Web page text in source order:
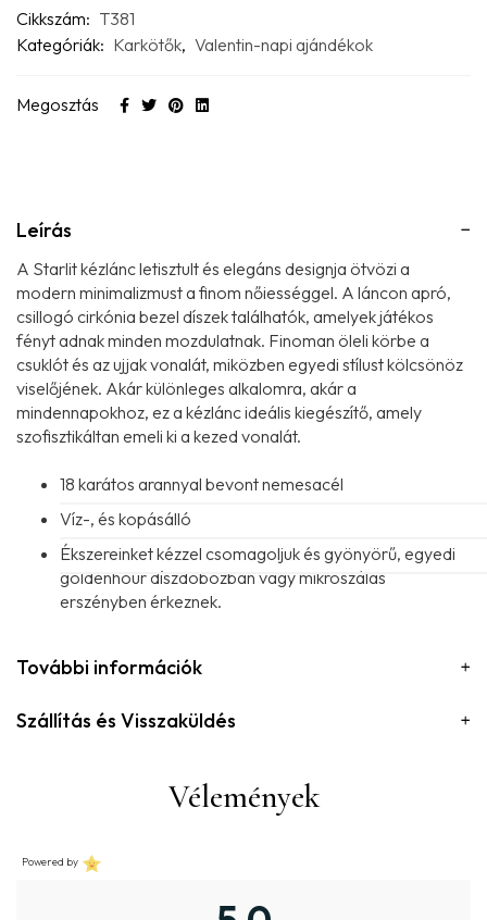
Cikkszám: T381
Kategóriák: Karkötők, Valentin-napi ajándékok
Megosztás
Leírás
A Starlit kézlánc letisztult és elegáns designja ötvözi a
modern minimalizmust a finom nőiességgel. A láncon apró,
csillogó cirkónia bezel díszek találhatók, amelyek játékos
fényt adnak minden mozdulatnak. Finoman öleli körbe a
csuklót és az ujjak vonalát, miközben egyedi stílust kölcsönöz
viselőjének. Akár különleges alkalomra, akár a
mindennapokhoz, ez a kézlánc ideális kiegészítő, amely
szofisztikáltan emeli ki a kezed vonalát.
18 karátos arannyal bevont nemesacél
Víz-, és kopásálló
Ékszereinket kézzel csomagoljuk és gyönyörű, egyedi
goldenhour díszdobozban vagy mikroszálas
erszényben érkeznek.
További információk
Szállítás és Visszaküldés
Vélemények
Powered by